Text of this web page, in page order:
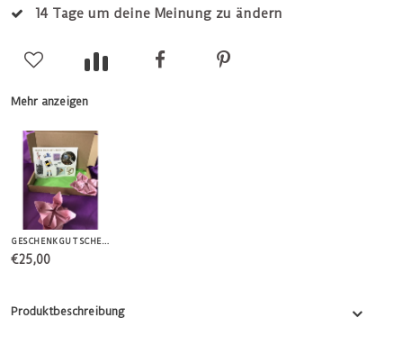
14 Tage um deine Meinung zu ändern
Mehr anzeigen
GESCHENKGUTSCHEIN 25 EURO
€25,00
Produktbeschreibung